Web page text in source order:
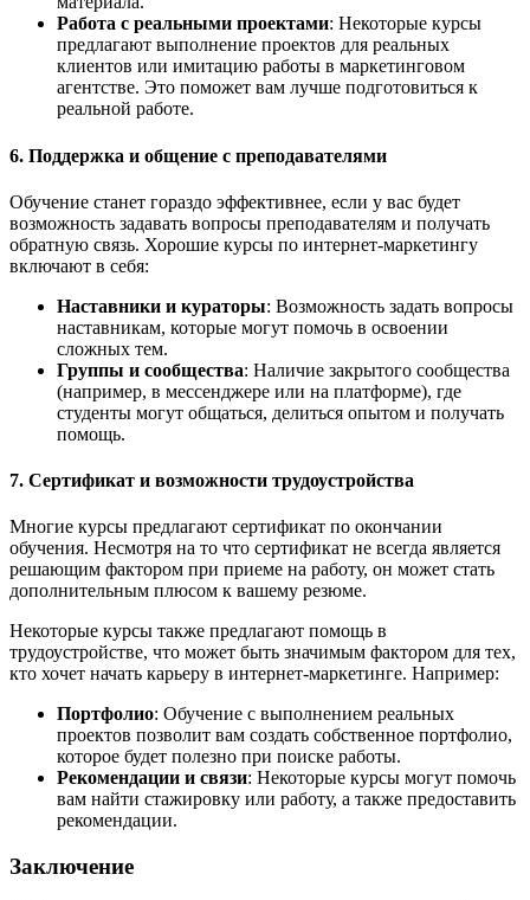
Работа с реальными проектами: Некоторые курсы
предлагают выполнение проектов для реальных
клиентов или имитацию работы в маркетинговом
агентстве. Это поможет вам лучше подготовиться к
реальной работе.
6. Поддержка и общение с преподавателями
Обучение станет гораздо эффективнее, если у вас будет
возможность задавать вопросы преподавателям и получать
обратную связь. Хорошие курсы по интернет-маркетингу
включают в себя:
Наставники и кураторы: Возможность задать вопросы
наставникам, которые могут помочь в освоении
сложных тем.
Группы и сообщества: Наличие закрытого сообщества
(например, в мессенджере или на платформе), где
студенты могут общаться, делиться опытом и получать
помощь.
7. Сертификат и возможности трудоустройства
Многие курсы предлагают сертификат по окончании
обучения. Несмотря на то что сертификат не всегда является
решающим фактором при приеме на работу, он может стать
дополнительным плюсом к вашему резюме.
Некоторые курсы также предлагают помощь в
трудоустройстве, что может быть значимым фактором для тех,
кто хочет начать карьеру в интернет-маркетинге. Например:
Портфолио: Обучение с выполнением реальных
проектов позволит вам создать собственное портфолио,
которое будет полезно при поиске работы.
Рекомендации и связи: Некоторые курсы могут помочь
вам найти стажировку или работу, а также предоставить
рекомендации.
Заключение